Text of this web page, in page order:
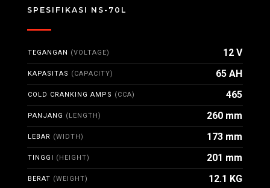
SPESIFIKASI NS-70L
TEGANGAN (VOLTAGE) 12 V
KAPASITAS (CAPACITY) 65 AH
COLD CRANKING AMPS (CCA) 465
PANJANG (LENGTH) 260 mm
LEBAR (WIDTH) 173 mm
TINGGI (HEIGHT) 201 mm
BERAT (WEIGHT) 12.1 KG